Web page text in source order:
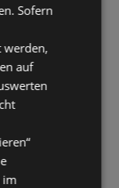
Sofern
werden,
auf
im